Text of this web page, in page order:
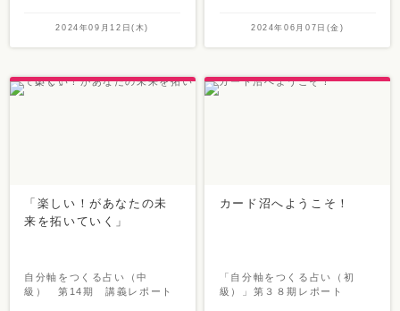
2024年09月12日(木) 2024年06月07日(金)
「楽しい！があなたの未
来を拓いていく」
自分軸をつくる占い（中
級） 第14期 講義レポート
カード沼へようこそ！
「自分軸をつくる占い（初
級）」第３８期レポート